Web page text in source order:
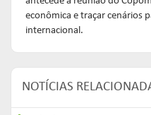
econômica e traçar cenários
internacional.
NOTÍCIAS